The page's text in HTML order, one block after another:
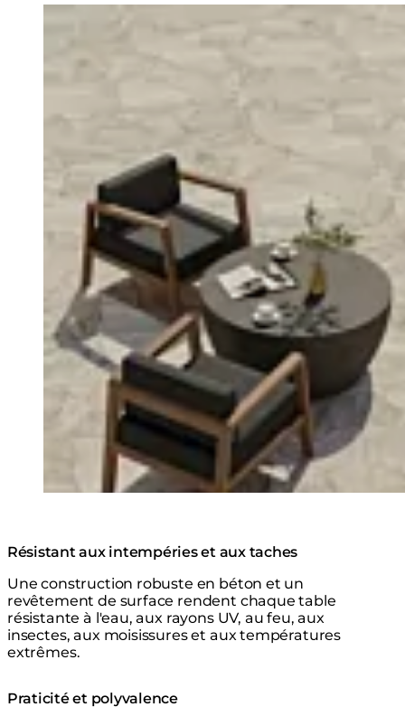
Résistant aux intempéries et aux taches
Une construction robuste en béton et un
revêtement de surface rendent chaque table
résistante à l'eau, aux rayons UV, au feu, aux
insectes, aux moisissures et aux températures
extrêmes.
Praticité et polyvalence